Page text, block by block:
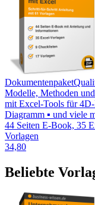
Dokumentenpaket
Modelle, Methoden
mit Excel-Tools für
Diagramm ▪ und viele
44 Seiten E-Book, 35
Vorlagen
34,80
Beliebte